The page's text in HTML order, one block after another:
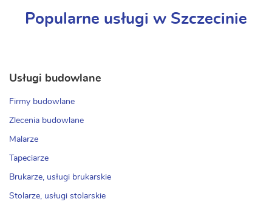
Popularne usługi w Szczecinie
Usługi budowlane
Firmy budowlane
Zlecenia budowlane
Malarze
Tapeciarze
Brukarze, usługi brukarskie
Stolarze, usługi stolarskie